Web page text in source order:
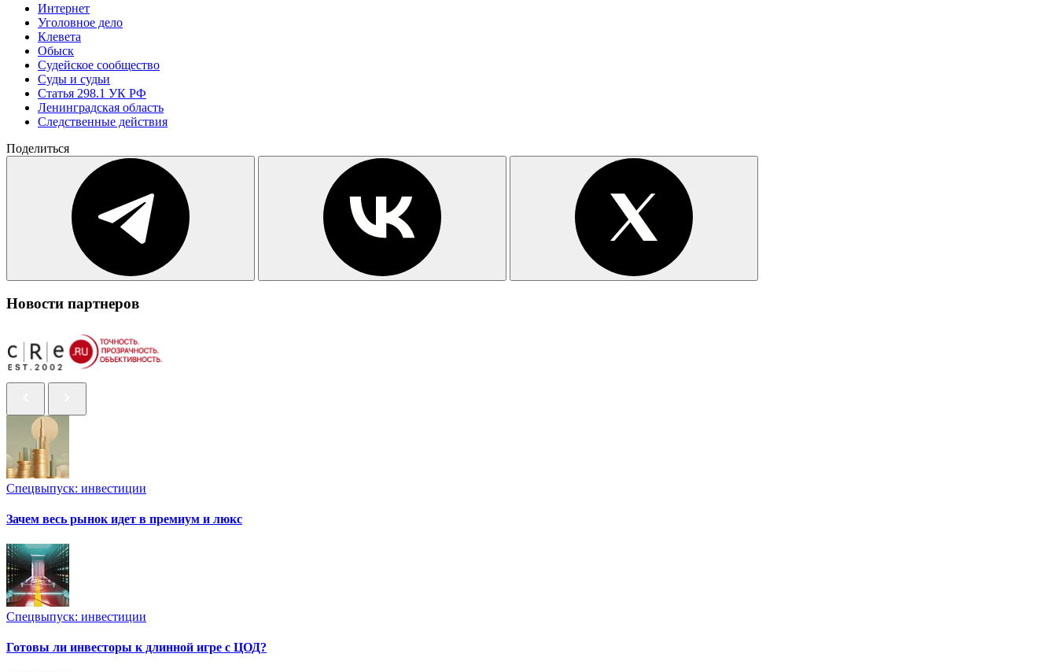
Интернет
Уголовное дело
Клевета
Обыск
Судейское сообщество
Суды и судьи
Статья 298.1 УК РФ
Ленинградская область
Следственные действия
Поделиться
Новости партнеров
Спецвыпуск: инвестиции
Зачем весь рынок идет в премиум и люкс
Спецвыпуск: инвестиции
Готовы ли инвесторы к длинной игре с ЦОД?